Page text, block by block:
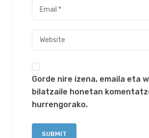
Gorde nire izena, emaila eta
bilatzaile honetan
hurrengorako.